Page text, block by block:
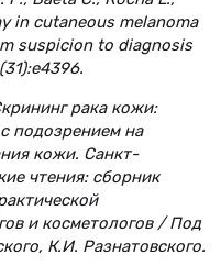
in cutaneous melanoma
suspicion to diagnosis
рака кожи:
подозрением на
кожи. Санкт-
чтения: сборник
и косметологов / Под
К.И. Разнатовского.